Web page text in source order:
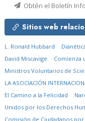
Obtén el Boletín
Sitios web
L. Ronald Hubbard
David Miscavige
Comienza
Ministros Voluntarios de
LA ASOCIACIÓN
El Camino a la Felicidad
Unidos por los Derechos
Comisión de Ciudadanos